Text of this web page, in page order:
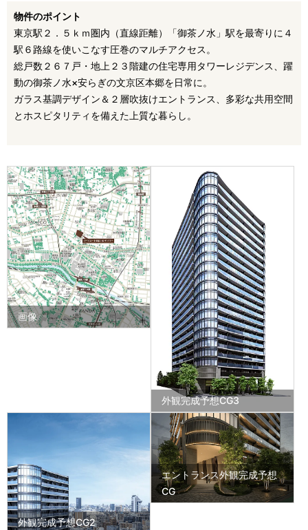
物件のポイント
東京駅２．５ｋｍ圏内（直線距離）「御茶ノ水」駅を最寄りに４
駅６路線を使いこなす圧巻のマルチアクセス。
総戸数２６７戸・地上２３階建の住宅専用タワーレジデンス、躍
動の御茶ノ水×安らぎの文京区本郷を日常に。
ガラス基調デザイン＆２層吹抜けエントランス、多彩な共用空間
とホスピタリティを備えた上質な暮らし。
画像
外観完成予想CG3
外観完成予想CG2
エントランス外観完成予想
CG